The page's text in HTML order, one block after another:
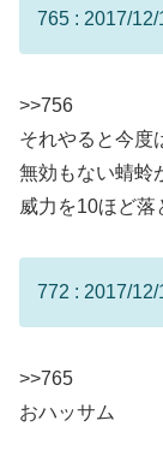
765 : 2017/
>>756
それやると今度
無効もない蜻蛉
威力を10ほど落
772 : 2017/
>>765
おハッサム